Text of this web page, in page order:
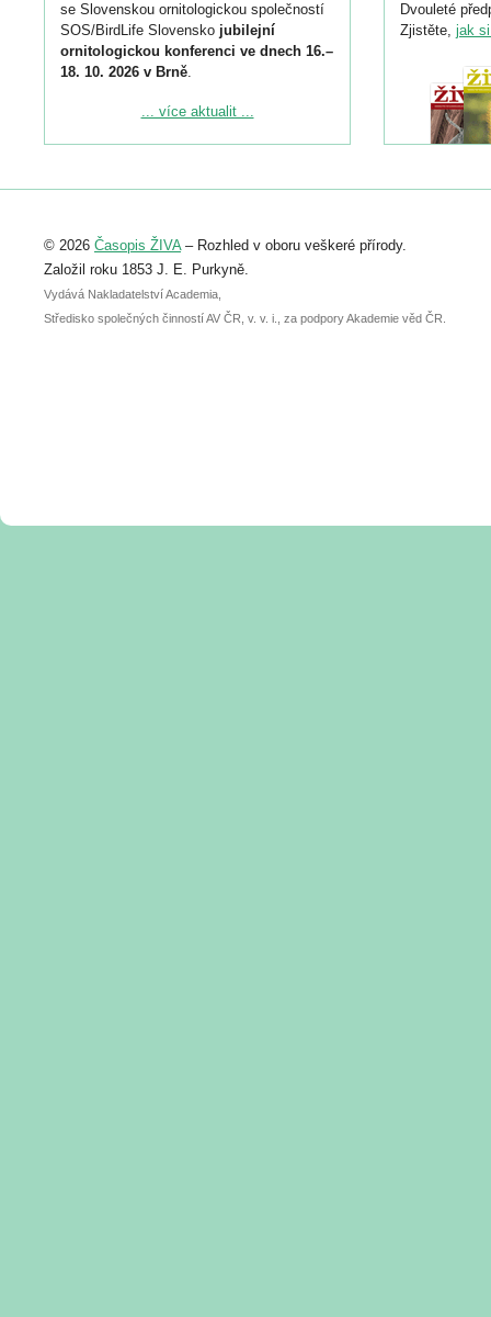
se Slovenskou ornitologickou společností
SOS/BirdLife Slovensko jubilejní
ornitologickou konferenci ve dnech 16.–
18. 10. 2026 v Brně.
Podrobnější informace ke konferenci
Registrovat se můžete do 6. září.
abstraktu přihlášené přednášky nebo
posteru je už 30. června.
... více aktualit ...
Dvouleté
Zjistěte, jak
© 2026 Časopis ŽIVA– Rozhled v oboru veškeré přírody.
Založil roku 1853 J. E. Purkyně.
Vydává Nakladatelství Academia,
Středisko společných činností AV ČR, v. v. i., za podpory Akademie věd ČR.